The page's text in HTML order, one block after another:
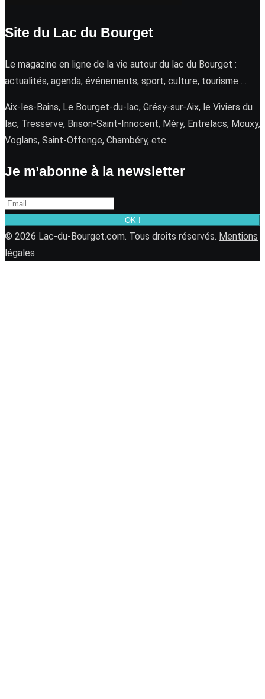
Site du Lac du Bourget
Le magazine en ligne de la vie autour du lac du Bourget :
actualités, agenda, événements, sport, culture, tourisme …
Aix-les-Bains, Le Bourget-du-lac, Grésy-sur-Aix, le Viviers du
lac, Tresserve, Brison-Saint-Innocent, Méry, Entrelacs, Mouxy,
Voglans, Saint-Offenge, Chambéry, etc.
Je m’abonne à la newsletter
OK !
© 2026 Lac-du-Bourget.com. Tous droits réservés. Mentions
légales